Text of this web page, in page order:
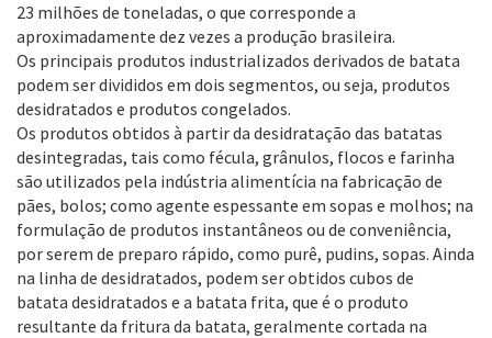
23 milhões de toneladas, o que corresponde a
aproximadamente dez vezes a produção brasileira.
Os principais produtos industrializados derivados de batata
podem ser divididos em dois segmentos, ou seja, produtos
desidratados e produtos congelados.
Os produtos obtidos à partir da desidratação das batatas
desintegradas, tais como fécula, grânulos, flocos e farinha
são utilizados pela indústria alimentícia na fabricação de
pães, bolos; como agente espessante em sopas e molhos; na
formulação de produtos instantâneos ou de conveniência,
por serem de preparo rápido, como purê, pudins, sopas. Ainda
na linha de desidratados, podem ser obtidos cubos de
batata desidratados e a batata frita, que é o produto
resultante da fritura da batata, geralmente cortada na